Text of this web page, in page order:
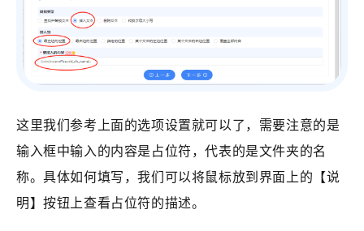
这里我们参考上面的选项设置就可以了，需要注意的是
输入框中输入的内容是占位符，代表的是文件夹的名
称。具体如何填写，我们可以将鼠标放到界面上的【说
明】按钮上查看占位符的描述。